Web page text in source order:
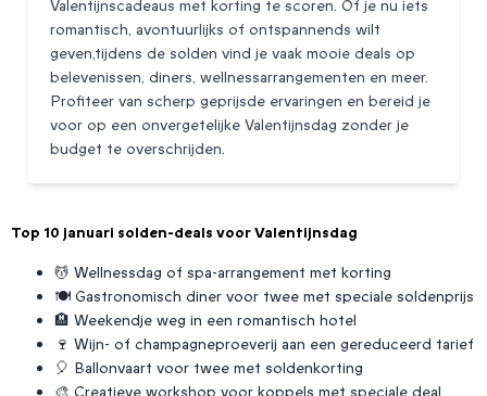
Valentijnscadeaus met korting te scoren. Of je nu iets
romantisch, avontuurlijks of ontspannends wilt
geven,tijdens de solden vind je vaak mooie deals op
belevenissen, diners, wellnessarrangementen en meer.
Profiteer van scherp geprijsde ervaringen en bereid je
voor op een onvergetelijke Valentijnsdag zonder je
budget te overschrijden.
Top 10 januari solden-deals voor Valentijnsdag
💆 Wellnessdag of spa-arrangement met korting
🍽️ Gastronomisch diner voor twee met speciale soldenprijs
🏨 Weekendje weg in een romantisch hotel
🍷 Wijn- of champagneproeverij aan een gereduceerd tarief
🎈 Ballonvaart voor twee met soldenkorting